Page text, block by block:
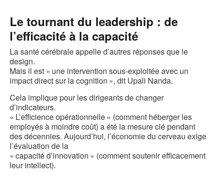
Le tournant du leadership : de
l’efficacité à la capacité
La santé cérébrale appelle d’autres réponses que le
design.
Mais il est « une intervention sous-exploitée avec un
impact direct sur la cognition », dit Upali Nanda.
Cela implique pour les dirigeants de changer
d’indicateurs.
« L’efficience opérationnelle » (comment héberger les
employés à moindre coût) a été la mesure clé pendant
des décennies. Aujourd’hui, l’économie du cerveau exige
l’évaluation de la
« capacité d’innovation » (comment soutenir efficacement
leur intellect).